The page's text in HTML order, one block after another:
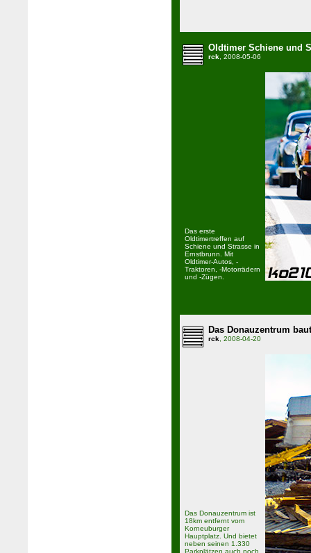
Oldtimer Schiene und
rck, 2008-05-06
Das erste
Oldtimertreffen auf
Schiene und Strasse in
Ernstbrunn. Mit
Oldtimer-Autos, -
Traktoren, -Motorrädern
und -Zügen.
Das Donauzentrum
rck, 2008-04-20
Das Donauzentrum ist
18km entfernt vom
Korneuburger
Hauptplatz. Und bietet
neben seinen 1.330